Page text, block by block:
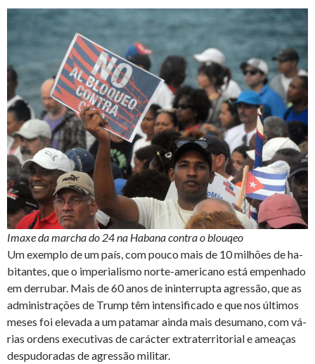
Imaxe da marcha do 24 na Habana contra o blouqeo
Um exemplo de um país, com pouco mais de 10 mi­lhões de ha­
bi­tantes, que o im­pe­ri­a­lismo norte-ame­ri­cano está em­pe­nhado
em der­rubar. Mais de 60 anos de inin­ter­rupta agressão, que as
ad­mi­nis­tra­ções de Trump têm in­ten­si­fi­cado e que nos úl­timos
meses foi ele­vada a um pa­tamar ainda mais de­su­mano, com vá­
rias or­dens exe­cu­tivas de ca­rácter ex­tra­ter­ri­to­rial e ame­aças
des­pu­do­radas de agressão mi­litar.